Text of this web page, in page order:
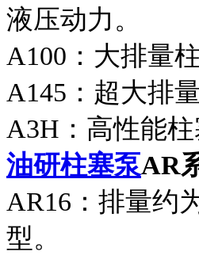
液压动力。
A100：大排量
A145：超大排
A3H：高性能
油研柱塞泵AR
AR16：排量约
型。